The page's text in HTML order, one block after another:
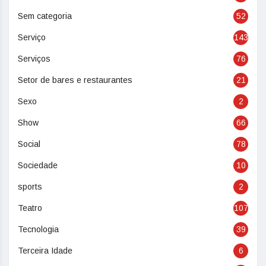
Sem categoria 52
Serviço 143
Serviços 76
Setor de bares e restaurantes 21
Sexo 2
Show 66
Social 78
Sociedade 10
sports 2
Teatro 107
Tecnologia 39
Terceira Idade 6